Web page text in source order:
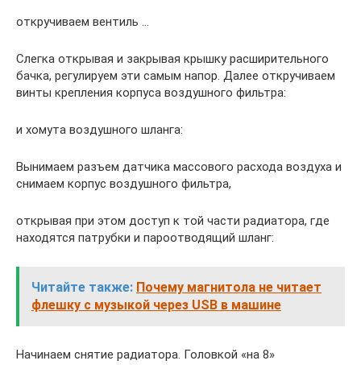
откручиваем вентиль …
Слегка открывая и закрывая крышку расширительного
бачка, регулируем эти самым напор. Далее откручиваем
винты крепления корпуса воздушного фильтра:
и хомута воздушного шланга:
Вынимаем разъем датчика массового расхода воздуха и
снимаем корпус воздушного фильтра,
открывая при этом доступ к той части радиатора, где
находятся патрубки и пароотводящий шланг:
Читайте также: Почему магнитола не читает
флешку с музыкой через USB в машине
Начинаем снятие радиатора. Головкой «на 8»